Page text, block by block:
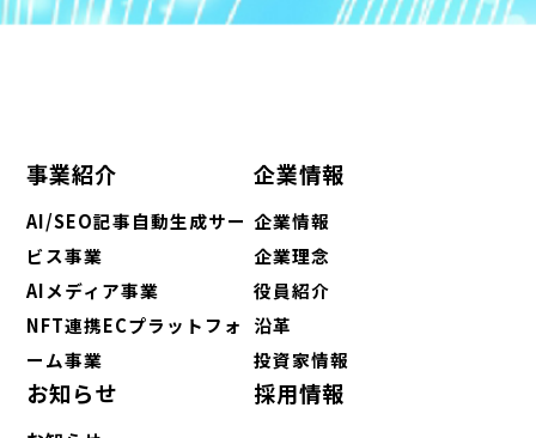
事業紹介
AI/SEO記事自動生成サー
ビス事業
AIメディア事業
NFT連携ECプラットフォ
ーム事業
企業情報
企業情報
企業理念
役員紹介
沿革
投資家情報
お知らせ 採用情報